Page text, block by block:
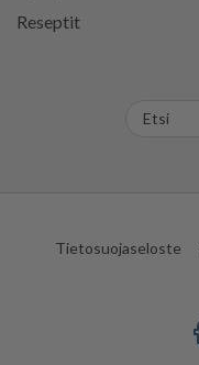
Reseptit
Tietosuojaseloste